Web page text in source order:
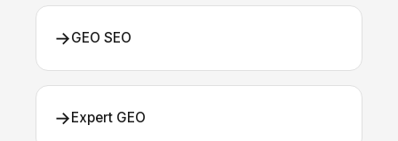
→GEO SEO
→Expert GEO